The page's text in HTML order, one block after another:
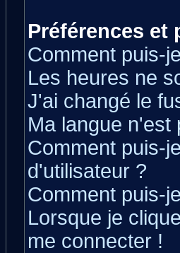
Préférences et
Comment puis-
Les heures ne
J'ai changé le
Ma langue n'est
Comment puis-
d'utilisateur ?
Comment puis-
Lorsque je
me connecter !